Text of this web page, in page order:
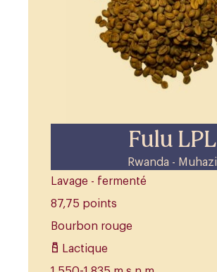
Fulu LPL
Rwanda - Muhazi
Lavage - fermenté
87,75 points
Bourbon rouge
Lactique